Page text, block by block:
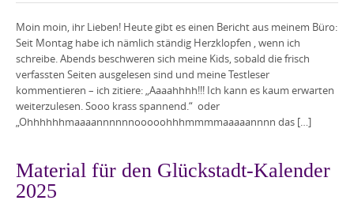
Moin moin, ihr Lieben! Heute gibt es einen Bericht aus meinem Büro:
Seit Montag habe ich nämlich ständig Herzklopfen , wenn ich
schreibe. Abends beschweren sich meine Kids, sobald die frisch
verfassten Seiten ausgelesen sind und meine Testleser
kommentieren – ich zitiere: „Aaaahhhh!!! Ich kann es kaum erwarten
weiterzulesen. Sooo krass spannend.“ oder
„Ohhhhhhmaaaannnnnnooooohhhmmmmaaaaannnn das […]
Material für den Glückstadt-Kalender
2025